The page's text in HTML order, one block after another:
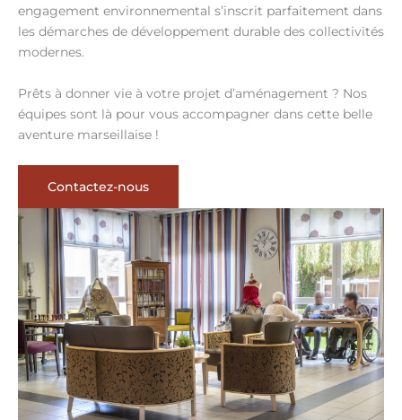
engagement environnemental s’inscrit parfaitement dans
les démarches de développement durable des collectivités
modernes.
Prêts à donner vie à votre projet d’aménagement ? Nos
équipes sont là pour vous accompagner dans cette belle
aventure marseillaise !
Contactez-nous